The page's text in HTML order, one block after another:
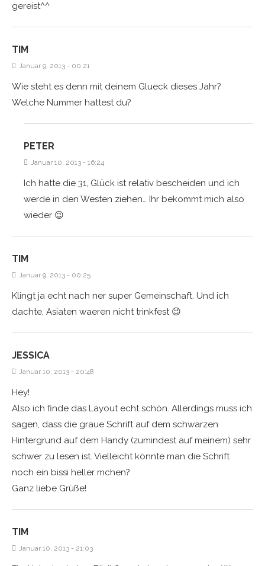
gereist^^
TIM
Januar 9, 2013 - 00:21
Wie steht es denn mit deinem Glueck dieses Jahr?
Welche Nummer hattest du?
PETER
Januar 10, 2013 - 16:24
Ich hatte die 31, Glück ist relativ bescheiden und ich
werde in den Westen ziehen… Ihr bekommt mich also
wieder 😉
TIM
Januar 9, 2013 - 00:25
Klingt ja echt nach ner super Gemeinschaft. Und ich
dachte, Asiaten waeren nicht trinkfest 😉
JESSICA
Januar 10, 2013 - 20:48
Hey!
Also ich finde das Layout echt schön. Allerdings muss ich
sagen, dass die graue Schrift auf dem schwarzen
Hintergrund auf dem Handy (zumindest auf meinem) sehr
schwer zu lesen ist. Vielleicht könnte man die Schrift
noch ein bissi heller mchen?
Ganz liebe Grüße!
TIM
Januar 10, 2013 - 21:03